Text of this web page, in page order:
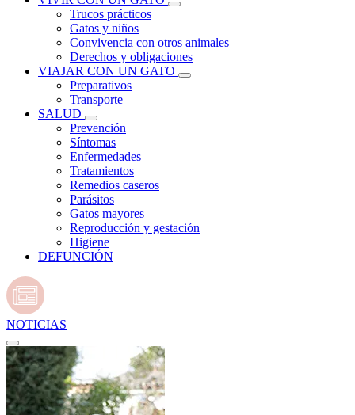
Trucos prácticos
Gatos y niños
Convivencia con otros animales
Derechos y obligaciones
VIAJAR CON UN GATO
Preparativos
Transporte
SALUD
Prevención
Síntomas
Enfermedades
Tratamientos
Remedios caseros
Parásitos
Gatos mayores
Reproducción y gestación
Higiene
DEFUNCIÓN
NOTICIAS